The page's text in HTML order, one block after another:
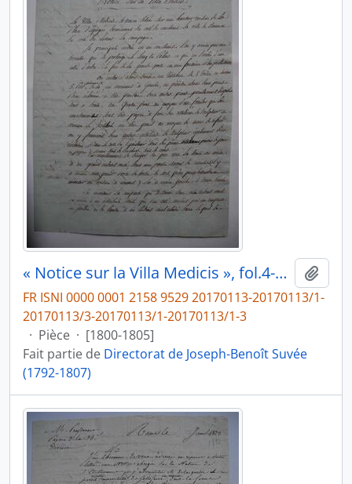
« Notice sur la Villa Medicis », fol.4-5bis
FR ISNI 0000 0001 2158 9529 20170113-20170113/1-
20170113/3-20170113/1-20170113/1-3
· Pièce · [1800-1805]
Fait partie de Directorat de Joseph-Benoît Suvée
(1792-1807)